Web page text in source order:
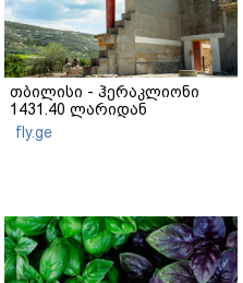
თბილისი - ჰერაკლიონი
1431.40 ლარიდან
fly.ge